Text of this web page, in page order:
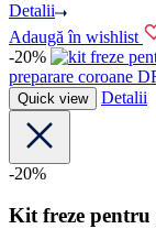
Detalii
Adaugă în wishlist
-20%
preparare coroane
Quick view Detalii
-20%
Kit freze pentru